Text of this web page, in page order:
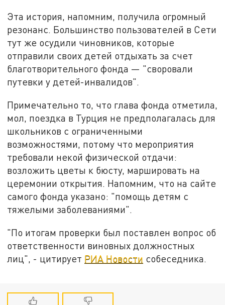
Эта история, напомним, получила огромный
резонанс. Большинство пользователей в Сети
тут же осудили чиновников, которые
отправили своих детей отдыхать за счет
благотворительного фонда — "своровали
путевки у детей-инвалидов".
Примечательно то, что глава фонда отметила,
мол, поездка в Турция не предполагалась для
школьников с ограниченными
возможностями, потому что мероприятия
требовали некой физической отдачи:
возложить цветы к бюсту, маршировать на
церемонии открытия. Напомним, что на сайте
самого фонда указано: "помощь детям с
тяжелыми заболеваниями".
"По итогам проверки был поставлен вопрос об
ответственности виновных должностных
лиц", - цитирует РИА Новости собеседника.